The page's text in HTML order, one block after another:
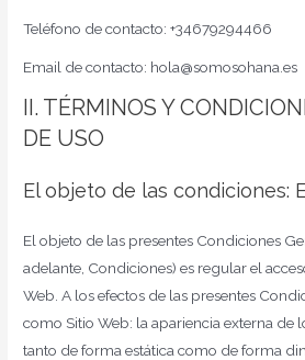
Teléfono de contacto: +34679294466
Email de contacto: hola@somosohana.es
II. TÉRMINOS Y
DE USO
El objeto de las condiciones:
El objeto de las presentes Condiciones
adelante, Condiciones) es regular el
Web. A los efectos de las presentes
como Sitio Web: la apariencia externa de
tanto de forma estática como de forma